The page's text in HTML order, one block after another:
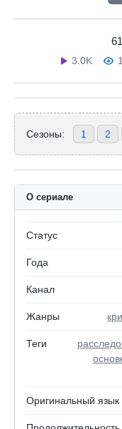
3.0K
Сезоны: 1 2
О сериале
Статус
Года
Канал
Жанры
Теги
Оригинальный язык